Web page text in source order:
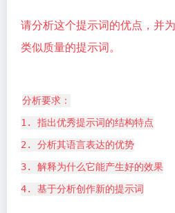
请分析这个提示词的优点，并
类似质量的提示词。
分析要求：
1. 指出优秀提示词的结构特点
2. 分析其语言表达的优势
3. 解释为什么它能产生好的效果
4. 基于分析创作新的提示词